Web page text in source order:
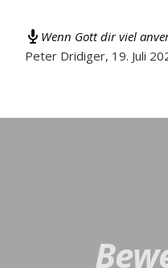
Wenn Gott dir viel
Peter Dridiger, 19. Juli